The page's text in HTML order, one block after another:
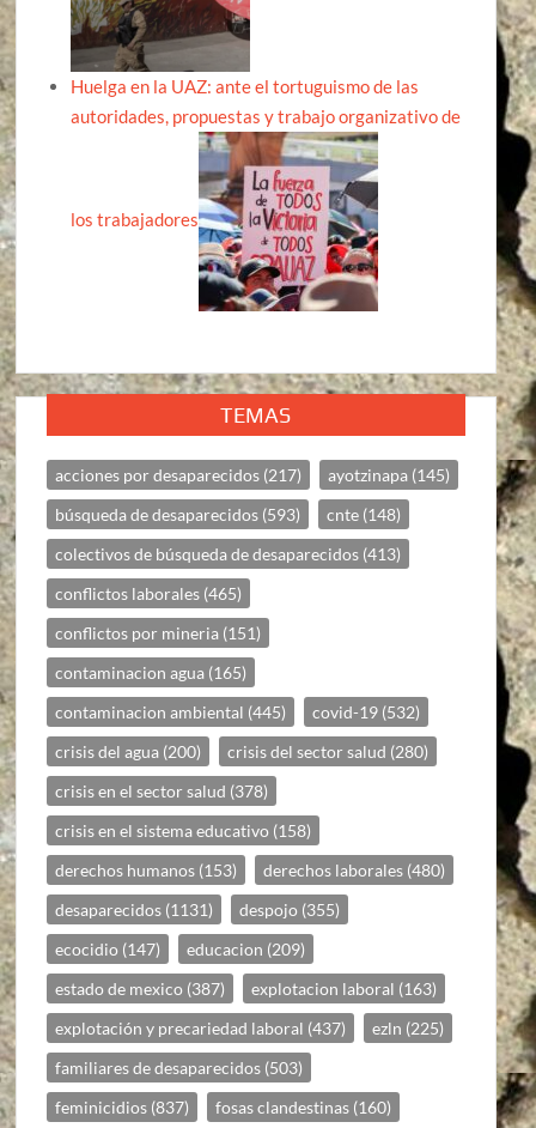
Huelga en la UAZ: ante el tortuguismo de las
autoridades, propuestas y trabajo organizativo de
los trabajadores
TEMAS
acciones por desaparecidos (217) ayotzinapa (145)
búsqueda de desaparecidos (593) cnte (148)
colectivos de búsqueda de desaparecidos (413)
conflictos laborales (465)
conflictos por mineria (151)
contaminacion agua (165)
contaminacion ambiental (445) covid-19 (532)
crisis del agua (200) crisis del sector salud (280)
crisis en el sector salud (378)
crisis en el sistema educativo (158)
derechos humanos (153) derechos laborales (480)
desaparecidos (1131) despojo (355)
ecocidio (147) educacion (209)
estado de mexico (387) explotacion laboral (163)
explotación y precariedad laboral (437) ezln (225)
familiares de desaparecidos (503)
feminicidios (837) fosas clandestinas (160)